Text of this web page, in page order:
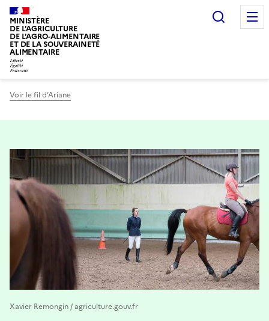
MINISTÈRE
DE L'AGRICULTURE
DE L'AGRO-ALIMENTAIRE
ET DE LA SOUVERAINETÉ
ALIMENTAIRE
Voir le fil d’Ariane
Xavier Remongin / agriculture.gouv.fr